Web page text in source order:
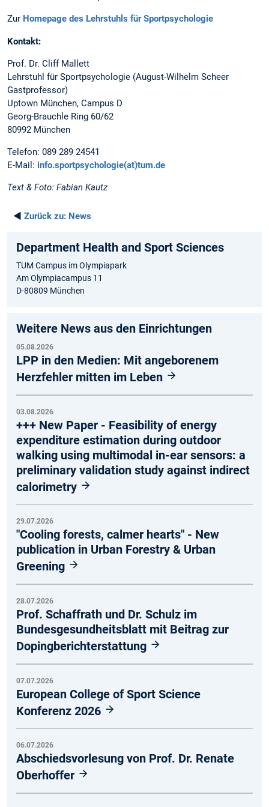
Zur Homepage des Lehrstuhls für Sportpsychologie
Kontakt:
Prof. Dr. Cliff Mallett
Lehrstuhl für Sportpsychologie (August-Wilhelm Scheer
Gastprofessor)
Uptown München, Campus D
Georg-Brauchle Ring 60/62
80992 München
Telefon: 089 289 24541
E-Mail: info.sportpsychologie(at)tum.de
Text & Foto: Fabian Kautz
◄ Zurück zu: News
Department Health and Sport Sciences
TUM Campus im Olympiapark
Am Olympiacampus 11
D-80809 München
Weitere News aus den Einrichtungen
05.08.2026
LPP in den Medien: Mit angeborenem
Herzfehler mitten im Leben
03.08.2026
+++ New Paper - Feasibility of energy
expenditure estimation during outdoor
walking using multimodal in-ear sensors: a
preliminary validation study against indirect
calorimetry
29.07.2026
"Cooling forests, calmer hearts" - New
publication in Urban Forestry & Urban
Greening
28.07.2026
Prof. Schaffrath und Dr. Schulz im
Bundesgesundheitsblatt mit Beitrag zur
Dopingberichterstattung
07.07.2026
European College of Sport Science
Konferenz 2026
06.07.2026
Abschiedsvorlesung von Prof. Dr. Renate
Oberhoffer